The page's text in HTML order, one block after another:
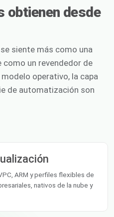
obtienen desde
siente más como una
un revendedor de
operativo, la capa
de automatización son
ARM y perfiles flexibles de
nativos de la nube y